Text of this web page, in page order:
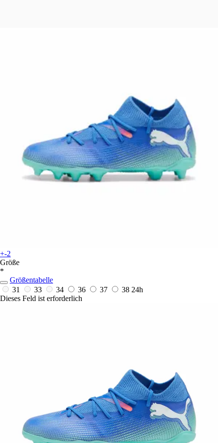
+-2
Größe
*
Größentabelle
31
33 34 36 37 38 24h
Dieses Feld ist erforderlich